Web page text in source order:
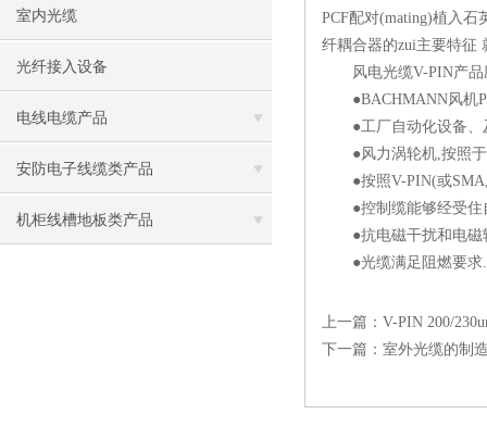
室内光缆
光纤接入设备
电线电缆产品
安防电子线缆类产品
机柜线槽地板类产品
PCF配对(mating)植入
纤耦合器的zui主要特征
风电光缆V-PIN产品
●BACHMANN风机
●工厂自动化设备、
●风力涡轮机,按照于
●按照V-PIN(或
●控制缆能够经受住
●抗电磁干扰和电磁
●光缆满足阻燃要求.
上一篇： V-PIN 200/
下一篇： 室外光缆的制